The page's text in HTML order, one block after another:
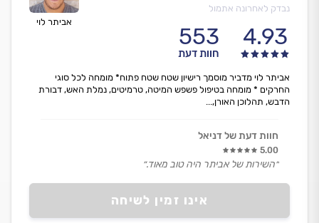
אביתר לוי
נבדק לאחרונה אתמול
4.93
553
חוות דעת
אינו זמין לשיחה
אביתר לוי מדביר מוסמך רישיון שטח שטח פתוח* מומחה לכל סוגי
החרקים * מומחה בטיפול פשפש המיטה, טרמיטים, נמלת האש, דבורת
הדבש, תהלוכן האורן,...
חוות דעת של דניאל
5.00
״השירות של אביתר היה טוב מאוד.״